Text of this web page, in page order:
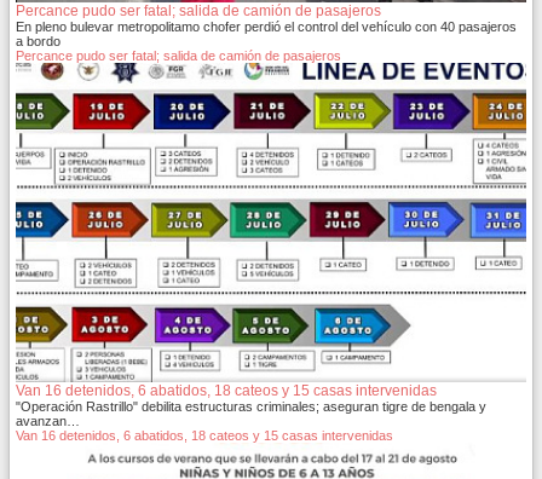
Percance pudo ser fatal; salida de camión de pasajeros
En pleno bulevar metropolitamo chofer perdió el control del vehículo con 40 pasajeros
a bordo
Percance pudo ser fatal; salida de camión de pasajeros
Van 16 detenidos, 6 abatidos, 18 cateos y 15 casas intervenidas
"Operación Rastrillo" debilita estructuras criminales; aseguran tigre de bengala y
avanzan…
Van 16 detenidos, 6 abatidos, 18 cateos y 15 casas intervenidas